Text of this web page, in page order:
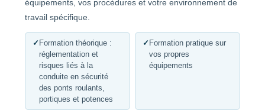
équipements, vos procédures et votre environnement de
travail spécifique.
✓ Formation théorique :
réglementation et
risques liés à la
conduite en sécurité
des ponts roulants,
portiques et potences
✓ Formation pratique sur
vos propres
équipements